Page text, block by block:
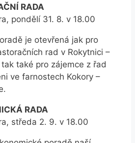
RADA
pondělí 31. 8. v 18.00
je otevřená jak pro
rad v Rokytnici –
také pro zájemce z řad
ve farnostech Kokory –
RADA
středa 2. 9. v 18.00